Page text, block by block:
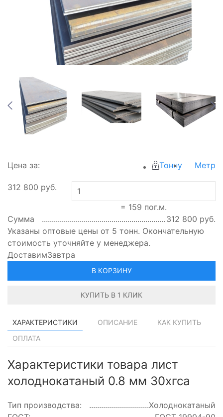
Цена за: Тонну Метр
312 800 руб.
= 159 пог.м.
Сумма
312 800 руб.
Указаны оптовые цены от 5 тонн. Окончательную
стоимость уточняйте у менеджера.
ДоставимЗавтра
В КОРЗИНУ
КУПИТЬ В 1 КЛИК
ХАРАКТЕРИСТИКИ ОПИСАНИЕ
КАК КУПИТЬ
ОПЛАТА
Характеристики товара лист
холоднокатаный 0.8 мм 30хгса
Тип производства:
Холоднокатаный